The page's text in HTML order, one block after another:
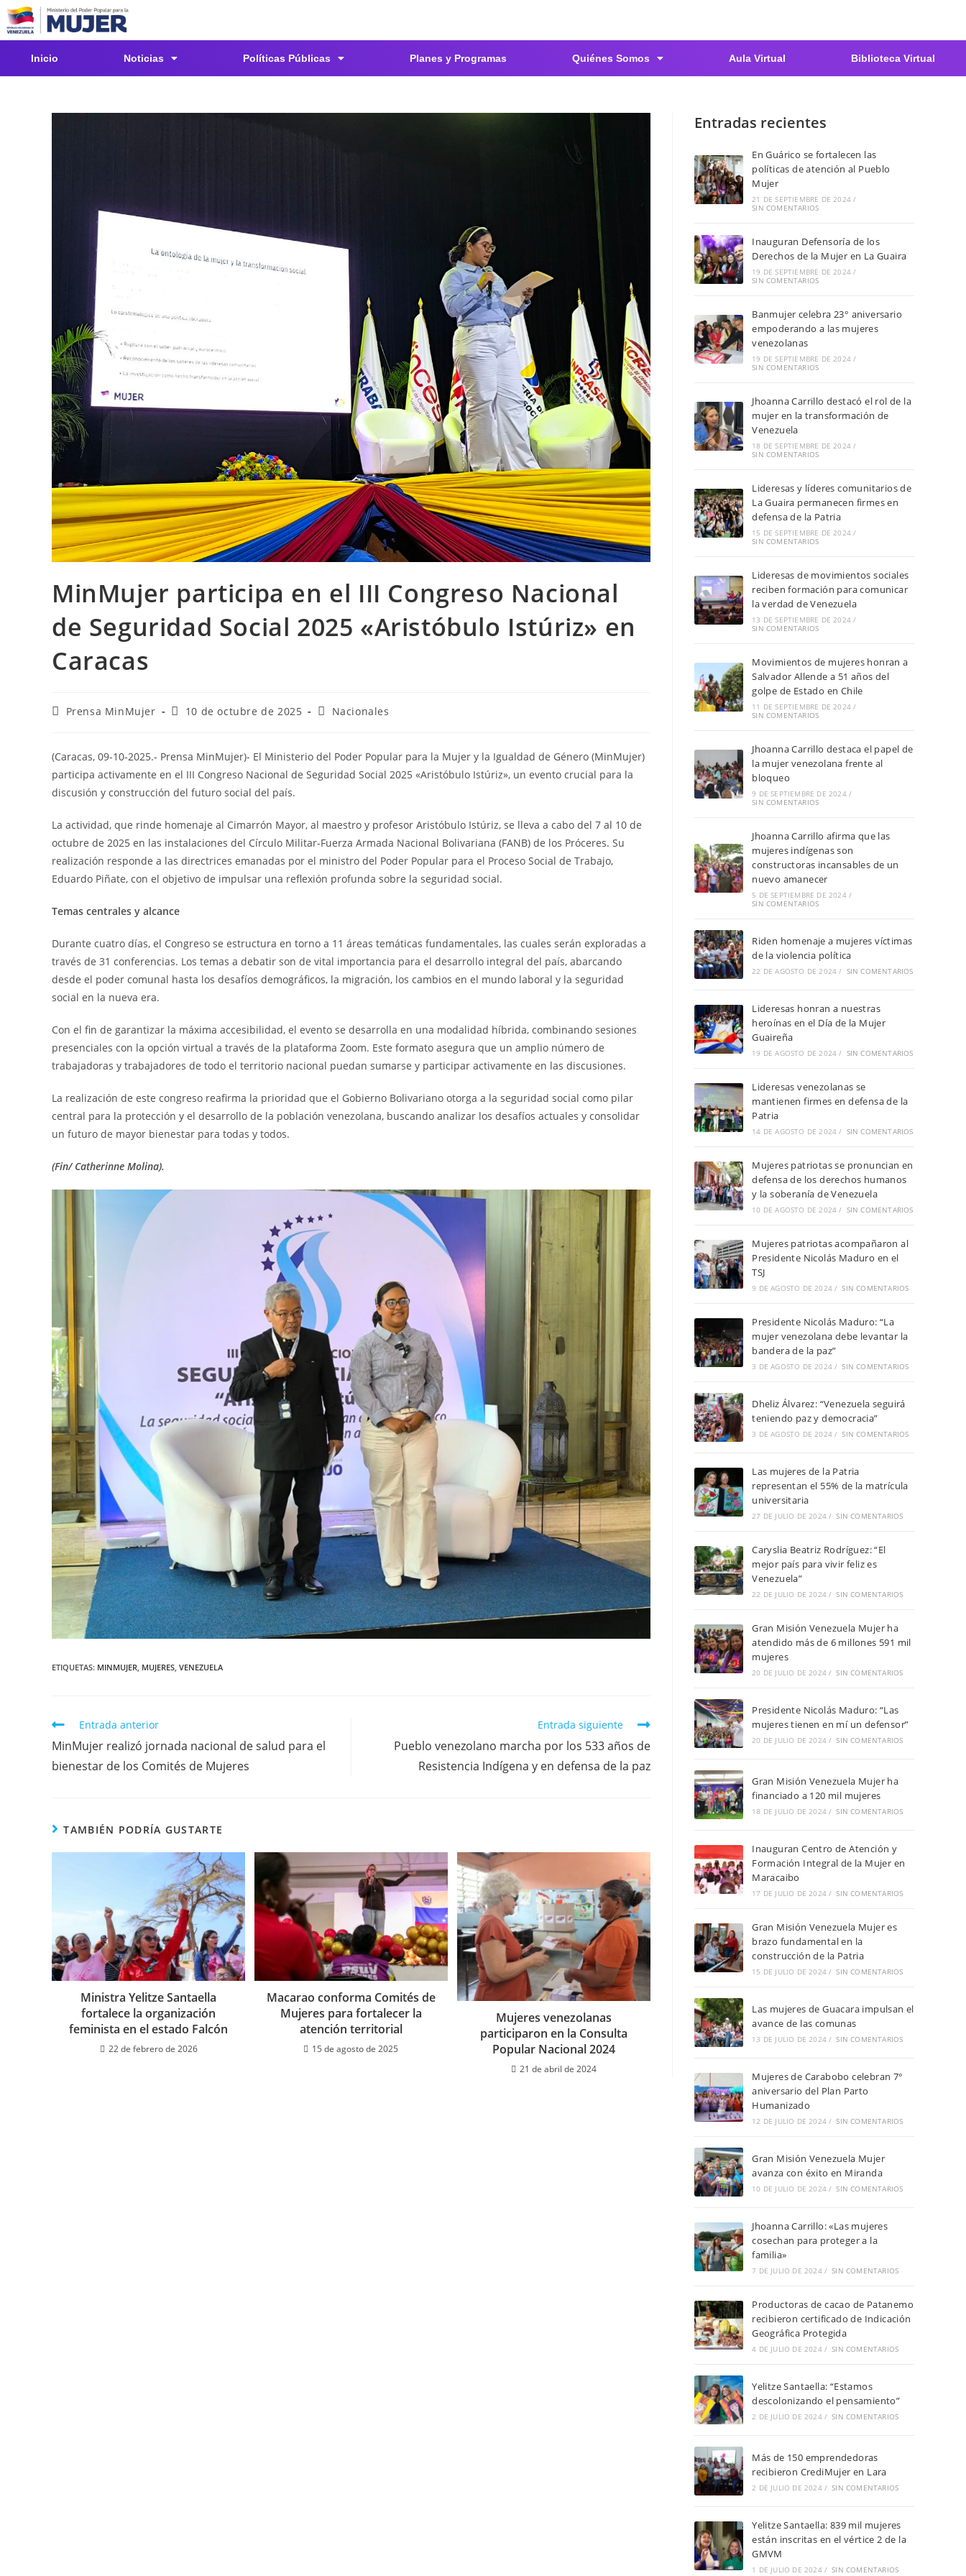
Inicio Noticias Políticas Públicas Planes y Programas Quiénes Somos Aula Virtual Biblioteca Virtual
MinMujer participa en el III Congreso Nacional
de Seguridad Social 2025 «Aristóbulo Istúriz» en
Caracas
Prensa MinMujer 10 de octubre de 2025 Nacionales
(Caracas, 09-10-2025.- Prensa MinMujer)- El Ministerio del Poder Popular para la Mujer y la Igualdad de Género (MinMujer)
participa activamente en el III Congreso Nacional de Seguridad Social 2025 «Aristóbulo Istúriz», un evento crucial para la
discusión y construcción del futuro social del país.
La actividad, que rinde homenaje al Cimarrón Mayor, al maestro y profesor Aristóbulo Istúriz, se lleva a cabo del 7 al 10 de
octubre de 2025 en las instalaciones del Círculo Militar-Fuerza Armada Nacional Bolivariana (FANB) de los Próceres. Su
realización responde a las directrices emanadas por el ministro del Poder Popular para el Proceso Social de Trabajo,
Eduardo Piñate, con el objetivo de impulsar una reflexión profunda sobre la seguridad social.
Temas centrales y alcance
Durante cuatro días, el Congreso se estructura en torno a 11 áreas temáticas fundamentales, las cuales serán exploradas a
través de 31 conferencias. Los temas a debatir son de vital importancia para el desarrollo integral del país, abarcando
desde el poder comunal hasta los desafíos demográficos, la migración, los cambios en el mundo laboral y la seguridad
social en la nueva era.
Con el fin de garantizar la máxima accesibilidad, el evento se desarrolla en una modalidad híbrida, combinando sesiones
presenciales con la opción virtual a través de la plataforma Zoom. Este formato asegura que un amplio número de
trabajadoras y trabajadores de todo el territorio nacional puedan sumarse y participar activamente en las discusiones.
La realización de este congreso reafirma la prioridad que el Gobierno Bolivariano otorga a la seguridad social como pilar
central para la protección y el desarrollo de la población venezolana, buscando analizar los desafíos actuales y consolidar
un futuro de mayor bienestar para todas y todos.
(Fin/ Catherinne Molina).
ETIQUETAS: MINMUJER MUJERES VENEZUELA
Entrada anterior
MinMujer realizó jornada nacional de salud para el
bienestar de los Comités de Mujeres
Entrada siguiente
Pueblo venezolano marcha por los 533 años de
Resistencia Indígena y en defensa de la paz
TAMBIÉN PODRÍA GUSTARTE
Ministra Yelitze Santaella
fortalece la organización
feminista en el estado Falcón
22 de febrero de 2026
Macarao conforma Comités de
Mujeres para fortalecer la
atención territorial
15 de agosto de 2025
Mujeres venezolanas
participaron en la Consulta
Popular Nacional 2024
21 de abril de 2024
Entradas recientes
En Guárico se fortalecen las
políticas de atención al Pueblo
Mujer
21 DE SEPTIEMBRE DE 2024 /
SIN COMENTARIOS
Inauguran Defensoría de los
Derechos de la Mujer en La Guaira
19 DE SEPTIEMBRE DE 2024 /
SIN COMENTARIOS
Banmujer celebra 23° aniversario
empoderando a las mujeres
venezolanas
19 DE SEPTIEMBRE DE 2024 /
SIN COMENTARIOS
Jhoanna Carrillo destacó el rol de la
mujer en la transformación de
Venezuela
18 DE SEPTIEMBRE DE 2024 /
SIN COMENTARIOS
Lideresas y líderes comunitarios de
La Guaira permanecen firmes en
defensa de la Patria
15 DE SEPTIEMBRE DE 2024 /
SIN COMENTARIOS
Lideresas de movimientos sociales
reciben formación para comunicar
la verdad de Venezuela
13 DE SEPTIEMBRE DE 2024 /
SIN COMENTARIOS
Movimientos de mujeres honran a
Salvador Allende a 51 años del
golpe de Estado en Chile
11 DE SEPTIEMBRE DE 2024 /
SIN COMENTARIOS
Jhoanna Carrillo destaca el papel de
la mujer venezolana frente al
bloqueo
9 DE SEPTIEMBRE DE 2024 /
SIN COMENTARIOS
Jhoanna Carrillo afirma que las
mujeres indígenas son
constructoras incansables de un
nuevo amanecer
5 DE SEPTIEMBRE DE 2024 /
SIN COMENTARIOS
Riden homenaje a mujeres víctimas
de la violencia política
22 DE AGOSTO DE 2024 / SIN COMENTARIOS
Lideresas honran a nuestras
heroínas en el Día de la Mujer
Guaireña
19 DE AGOSTO DE 2024 / SIN COMENTARIOS
Lideresas venezolanas se
mantienen firmes en defensa de la
Patria
14 DE AGOSTO DE 2024 / SIN COMENTARIOS
Mujeres patriotas se pronuncian en
defensa de los derechos humanos
y la soberanía de Venezuela
10 DE AGOSTO DE 2024 / SIN COMENTARIOS
Mujeres patriotas acompañaron al
Presidente Nicolás Maduro en el
TSJ
9 DE AGOSTO DE 2024 / SIN COMENTARIOS
Presidente Nicolás Maduro: “La
mujer venezolana debe levantar la
bandera de la paz”
3 DE AGOSTO DE 2024 / SIN COMENTARIOS
Dheliz Álvarez: “Venezuela seguirá
teniendo paz y democracia”
3 DE AGOSTO DE 2024 / SIN COMENTARIOS
Las mujeres de la Patria
representan el 55% de la matrícula
universitaria
27 DE JULIO DE 2024 / SIN COMENTARIOS
Caryslia Beatriz Rodríguez: “El
mejor país para vivir feliz es
Venezuela”
22 DE JULIO DE 2024 / SIN COMENTARIOS
Gran Misión Venezuela Mujer ha
atendido más de 6 millones 591 mil
mujeres
20 DE JULIO DE 2024 / SIN COMENTARIOS
Presidente Nicolás Maduro: “Las
mujeres tienen en mí un defensor”
20 DE JULIO DE 2024 / SIN COMENTARIOS
Gran Misión Venezuela Mujer ha
financiado a 120 mil mujeres
18 DE JULIO DE 2024 / SIN COMENTARIOS
Inauguran Centro de Atención y
Formación Integral de la Mujer en
Maracaibo
17 DE JULIO DE 2024 / SIN COMENTARIOS
Gran Misión Venezuela Mujer es
brazo fundamental en la
construcción de la Patria
15 DE JULIO DE 2024 / SIN COMENTARIOS
Las mujeres de Guacara impulsan el
avance de las comunas
13 DE JULIO DE 2024 / SIN COMENTARIOS
Mujeres de Carabobo celebran 7°
aniversario del Plan Parto
Humanizado
12 DE JULIO DE 2024 / SIN COMENTARIOS
Gran Misión Venezuela Mujer
avanza con éxito en Miranda
10 DE JULIO DE 2024 / SIN COMENTARIOS
Jhoanna Carrillo: «Las mujeres
cosechan para proteger a la
familia»
7 DE JULIO DE 2024 / SIN COMENTARIOS
Productoras de cacao de Patanemo
recibieron certificado de Indicación
Geográfica Protegida
4 DE JULIO DE 2024 / SIN COMENTARIOS
Yelitze Santaella: “Estamos
descolonizando el pensamiento”
2 DE JULIO DE 2024 / SIN COMENTARIOS
Más de 150 emprendedoras
recibieron CrediMujer en Lara
2 DE JULIO DE 2024 / SIN COMENTARIOS
Yelitze Santaella: 839 mil mujeres
están inscritas en el vértice 2 de la
GMVM
1 DE JULIO DE 2024 / SIN COMENTARIOS